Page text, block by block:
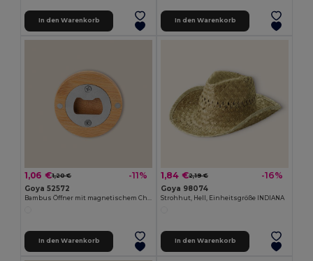
In den Warenkorb In den Warenkorb
1,06 €1,20 € -11%
Goya 52572
In den Warenkorb
1,84 €2,19 € -16%
Goya 98074
Strohhut, Hell, Einheitsgröße INDIANA
In den Warenkorb